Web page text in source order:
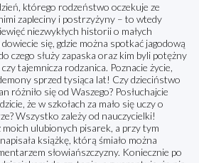
którego rodzeństwo oczekuje ze
zapleciny i postrzyżyny – to wtedy
niezwykłych historii o małych
się, gdzie można spotkać jagodową
czego służy zapaska oraz kim byli potężny
tajemnicza rodzanica. Poznacie życie,
sprzed tysiąca lat! Czy dzieciństwo
różniło się od Waszego? Posłuchajcie
że w szkołach za mało się uczy o
Wszystko zależy od nauczycielki!
moich ulubionych pisarek, a przy tym
książkę, którą śmiało można
słowiańszczyzny. Koniecznie po